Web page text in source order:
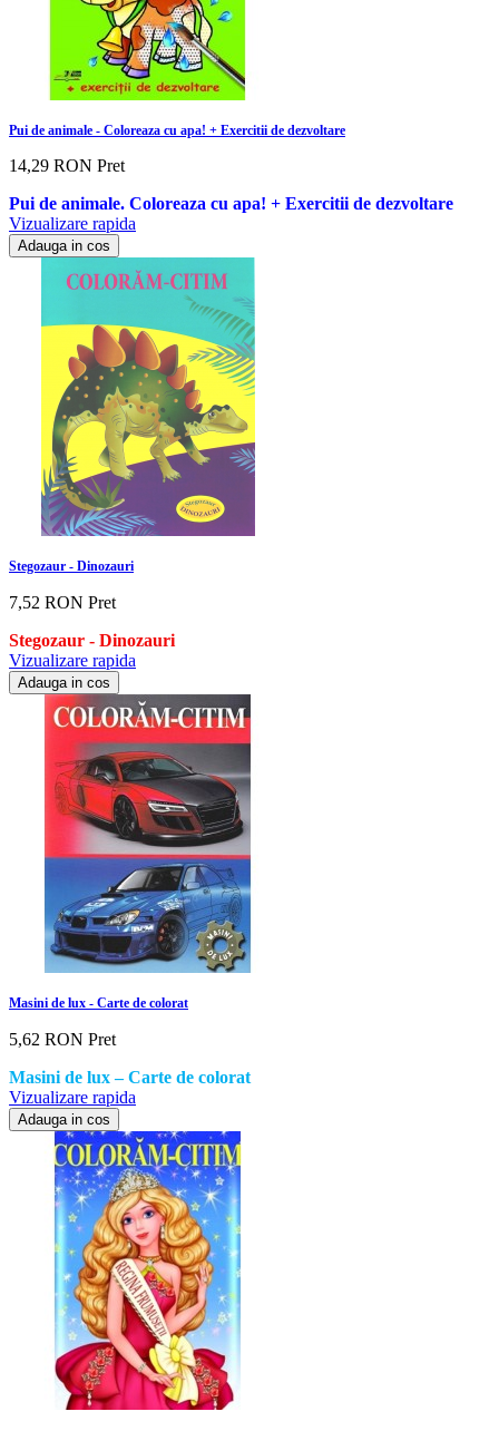
Pui de animale - Coloreaza cu apa! + Exercitii de dezvoltare
14,29 RON Pret
Pui de animale. Coloreaza cu apa! + Exercitii de dezvoltare
Vizualizare rapida
Adauga in cos
Stegozaur - Dinozauri
7,52 RON Pret
Stegozaur - Dinozauri
Vizualizare rapida
Adauga in cos
Masini de lux - Carte de colorat
5,62 RON Pret
Masini de lux – Carte de colorat
Vizualizare rapida
Adauga in cos